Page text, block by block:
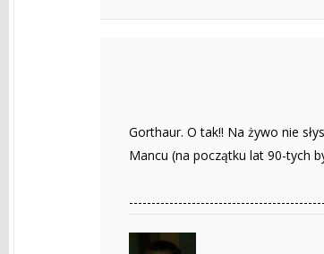
Gorthaur. O tak!! Na żywo nie
Mancu (na początku lat 90-tych